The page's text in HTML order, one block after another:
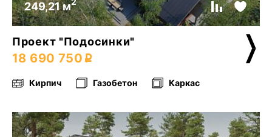
249,21 м
Проект "Подосинки"
18 690 750
Кирпич Газобетон Каркас